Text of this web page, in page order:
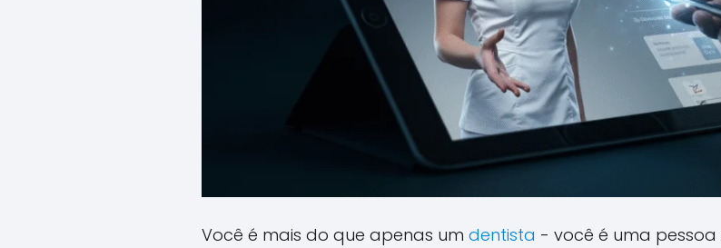
Você é mais do que apenas um dentista - você é uma pessoa